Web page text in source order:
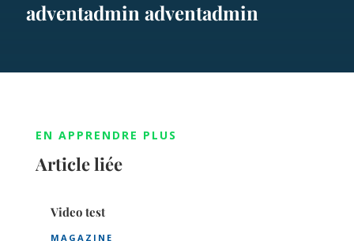
adventadmin adventadmin
EN APPRENDRE PLUS
Article liée
Video test
MAGAZINE